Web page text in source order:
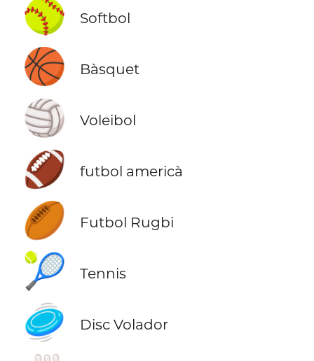
🥎 Softbol
🏀 Bàsquet
🏐 Voleibol
🏈 futbol americà
🏉 Futbol Rugbi
🎾 Tennis
🥏 Disc Volador